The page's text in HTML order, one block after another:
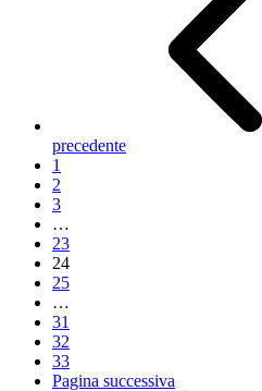
precedente
1
2
3
…
23
24
25
…
31
32
33
Pagina successiva